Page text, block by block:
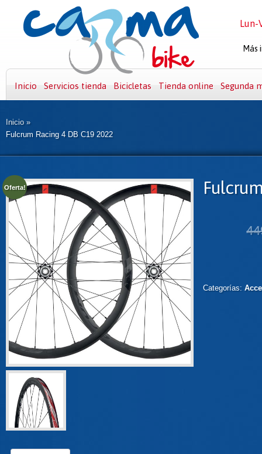
Inicio Servicios tienda Bicicletas Tienda online Segunda
Inicio »
Fulcrum Racing 4 DB C19 2022
Oferta!
Categorías:
Lun-
Más